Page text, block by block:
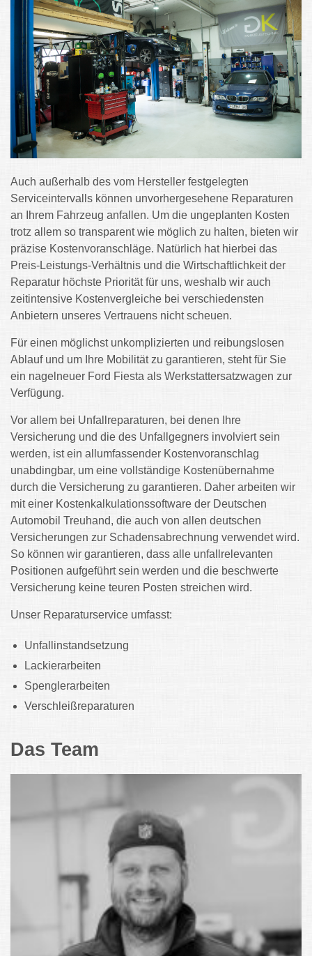
Auch außerhalb des vom Hersteller festgelegten
Serviceintervalls können unvorhergesehene Reparaturen
an Ihrem Fahrzeug anfallen. Um die ungeplanten Kosten
trotz allem so transparent wie möglich zu halten, bieten wir
präzise Kostenvoranschläge. Natürlich hat hierbei das
Preis-Leistungs-Verhältnis und die Wirtschaftlichkeit der
Reparatur höchste Priorität für uns, weshalb wir auch
zeitintensive Kostenvergleiche bei verschiedensten
Anbietern unseres Vertrauens nicht scheuen.
Für einen möglichst unkomplizierten und reibungslosen
Ablauf und um Ihre Mobilität zu garantieren, steht für Sie
ein nagelneuer Ford Fiesta als Werkstattersatzwagen zur
Verfügung.
Vor allem bei Unfallreparaturen, bei denen Ihre
Versicherung und die des Unfallgegners involviert sein
werden, ist ein allumfassender Kostenvoranschlag
unabdingbar, um eine vollständige Kostenübernahme
durch die Versicherung zu garantieren. Daher arbeiten wir
mit einer Kostenkalkulationssoftware der Deutschen
Automobil Treuhand, die auch von allen deutschen
Versicherungen zur Schadensabrechnung verwendet wird.
So können wir garantieren, dass alle unfallrelevanten
Positionen aufgeführt sein werden und die beschwerte
Versicherung keine teuren Posten streichen wird.
Unser Reparaturservice umfasst:
Unfallinstandsetzung
‎Lackierarbeiten
‎Spenglerarbeiten
‎Verschleißreparaturen
Das Team